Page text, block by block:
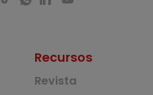
Recursos
Revista